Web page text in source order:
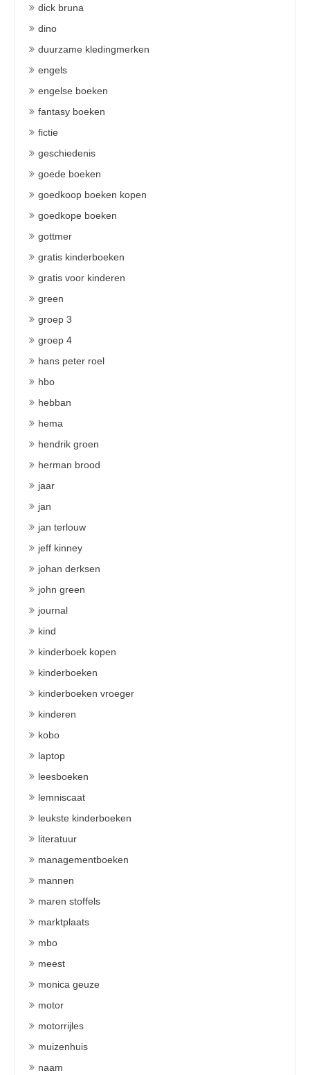
dick bruna
dino
duurzame kledingmerken
engels
engelse boeken
fantasy boeken
fictie
geschiedenis
goede boeken
goedkoop boeken kopen
goedkope boeken
gottmer
gratis kinderboeken
gratis voor kinderen
green
groep 3
groep 4
hans peter roel
hbo
hebban
hema
hendrik groen
herman brood
jaar
jan
jan terlouw
jeff kinney
johan derksen
john green
journal
kind
kinderboek kopen
kinderboeken
kinderboeken vroeger
kinderen
kobo
laptop
leesboeken
lemniscaat
leukste kinderboeken
literatuur
managementboeken
mannen
maren stoffels
marktplaats
mbo
meest
monica geuze
motor
motorrijles
muizenhuis
naam